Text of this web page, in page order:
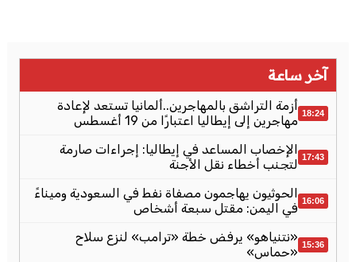
آخر ساعة
18:24 أزمة التراشق بالمهاجرين..ألمانيا تستعد لإعادة
مهاجرين إلى إيطاليا اعتبارًا من 19 أغسطس
17:43 الإخصاب المساعد في إيطاليا: إجراءات صارمة
لتجنب أخطاء نقل الأجنة
16:06 الحوثيون يهاجمون مصفاة نفط في السعودية وميناءً
في اليمن: مقتل سبعة أشخاص
15:36 «نتنياهو» يرفض خطة «ترامب» لنزع سلاح
«حماس»